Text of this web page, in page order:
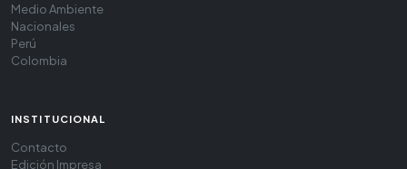
Medio Ambiente
Nacionales
Perú
Colombia
INSTITUCIONAL
Contacto
Edición Impresa